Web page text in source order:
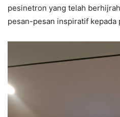
pesinetron yang telah
pesan-pesan inspiratif kepada